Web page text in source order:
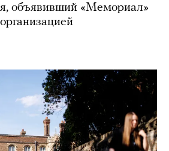
объявивший «Мемориал»